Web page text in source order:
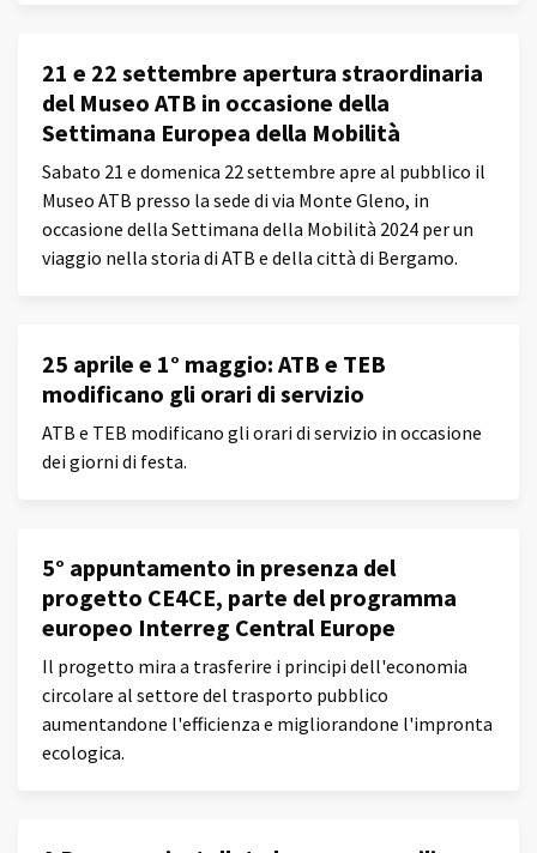
21 e 22 settembre apertura straordinaria
del Museo ATB in occasione della
Settimana Europea della Mobilità
Sabato 21 e domenica 22 settembre apre al pubblico il
Museo ATB presso la sede di via Monte Gleno, in
occasione della Settimana della Mobilità 2024 per un
viaggio nella storia di ATB e della città di Bergamo.
25 aprile e 1° maggio: ATB e TEB
modificano gli orari di servizio
ATB e TEB modificano gli orari di servizio in occasione
dei giorni di festa.
5° appuntamento in presenza del
progetto CE4CE, parte del programma
europeo Interreg Central Europe
Il progetto mira a trasferire i principi dell'economia
circolare al settore del trasporto pubblico
aumentandone l'efficienza e migliorandone l'impronta
ecologica.